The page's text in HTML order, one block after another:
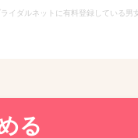
イダルネットに有料登録している
る